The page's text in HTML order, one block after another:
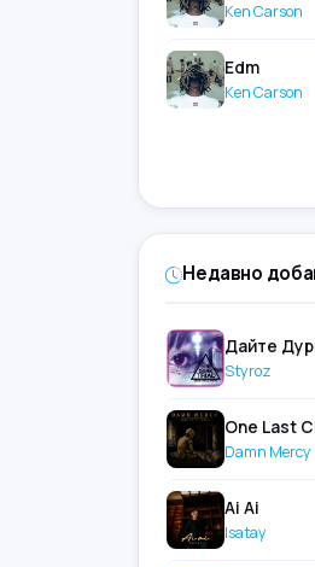
Ken Carson
Edm
Ken Carson
Недавно
Дайте
Styroz
One Last
Damn Mercy
Ai Ai
Isatay